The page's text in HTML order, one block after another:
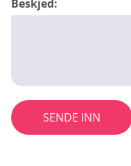
Beskjed:
SENDE INN